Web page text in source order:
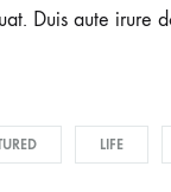
Duis aute irure
LIFE